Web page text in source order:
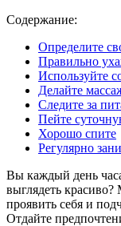
Содержание:
Определите
Правильно
Используйте
Делайте
Следите за
Пейте
Хорошо спите
Регулярно
Вы каждый день
выглядеть
проявить себя и
Отдайте